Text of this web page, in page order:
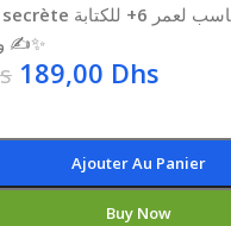
لعمر 6+
للكتابة
والرسم والإبداع ✍️✨
189,00 Dhs
Ajouter Au Panier
Buy Now